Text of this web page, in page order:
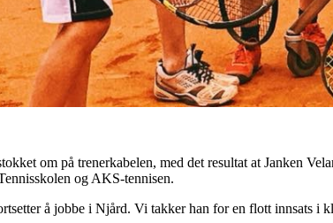
om på trenerkabelen, med det resultat at Janken
og AKS-tennisen.
å jobbe i Njård. Vi takker han for en flott innsats i